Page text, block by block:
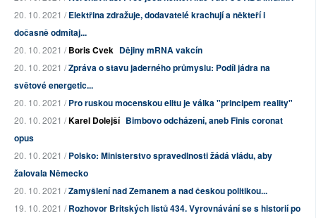
20. 10. 2021 /Elektřina zdražuje, dodavatelé krachují a někteří i
dočasně odmítaj...
20. 10. 2021 /Boris Cvek Dějiny mRNA vakcín
20. 10. 2021 /Zpráva o stavu jaderného průmyslu: Podíl jádra na
světové energetic...
20. 10. 2021 /Pro ruskou mocenskou elitu je válka "principem reality"
20. 10. 2021 /Karel Dolejší Bimbovo odcházení, aneb Finis coronat
opus
20. 10. 2021 /Polsko: Ministerstvo spravedlnosti žádá vládu, aby
žalovala Německo
20. 10. 2021 /Zamyšlení nad Zemanem a nad českou politikou...
19. 10. 2021 /Rozhovor Britských listů 434. Vyrovnávání se s historií po